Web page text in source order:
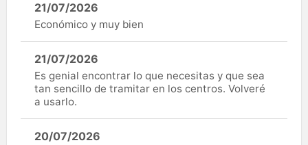
21/07/2026
Económico y muy bien
21/07/2026
Es genial encontrar lo que necesitas y que sea
tan sencillo de tramitar en los centros. Volveré
a usarlo.
20/07/2026